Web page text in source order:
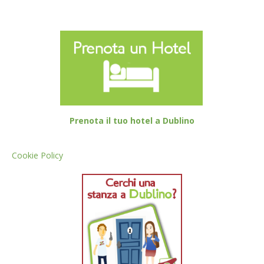
Prenota il tuo hotel a Dublino
Cookie Policy